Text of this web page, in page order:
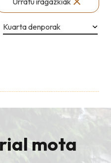
Kuarta denporak
mota